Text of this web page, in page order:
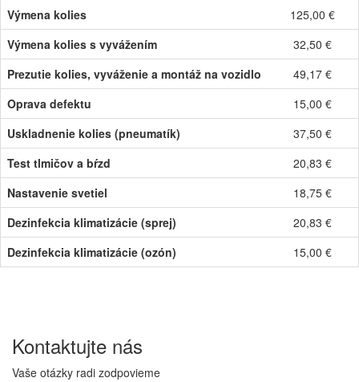
Výmena kolies
125,00 €
Výmena kolies s vyvážením
32,50 €
Prezutie kolies, vyváženie a montáž na vozidlo
49,17 €
Oprava defektu
15,00 €
Uskladnenie kolies (pneumatík)
37,50 €
Test tlmičov a bŕzd
20,83 €
Nastavenie svetiel
18,75 €
Dezinfekcia klimatizácie (sprej)
20,83 €
Dezinfekcia klimatizácie (ozón)
15,00 €
Kontaktujte nás
Vaše otázky radi zodpovieme